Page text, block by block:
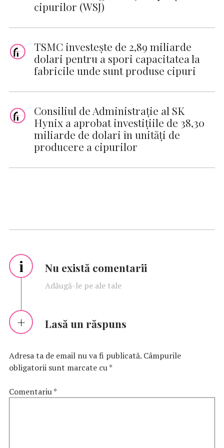
cipurilor (WSJ)
TSMC investeşte de 2,89 miliarde
dolari pentru a spori capacitatea la
fabricile unde sunt produse cipuri
Consiliul de Administraţie al SK
Hynix a aprobat investiţiile de 38,30
miliarde de dolari în unităţi de
producere a cipurilor
i Nu există comentarii
Adăugă-le pe ale tale
Lasă un răspuns
Adresa ta de email nu va fi publicată. Câmpurile
obligatorii sunt marcate cu*
Comentariu*